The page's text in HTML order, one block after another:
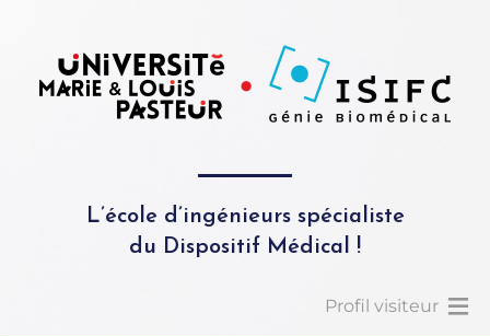
L’école d’ingénieurs spécialiste
du Dispositif Médical !
Profil visiteur